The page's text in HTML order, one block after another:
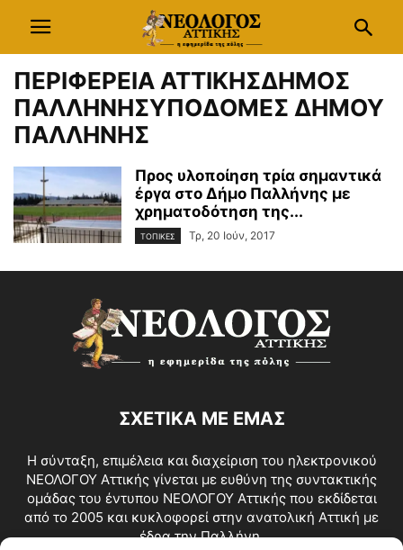
ΠΕΡΙΦΕΡΕΙΑ ΑΤΤΙΚΗΣΔΗΜΟΣ
ΠΑΛΛΗΝΗΣΥΠΟΔΟΜΕΣ ΔΗΜΟΥ
ΠΑΛΛΗΝΗΣ
Προς υλοποίηση τρία σημαντικά
έργα στο Δήμο Παλλήνης με
χρηματοδότηση της...
ΤΟΠΙΚΕΣ Τρ, 20 Ιούν, 2017
ΣΧΕΤΙΚΑ ΜΕ ΕΜΑΣ
Η σύνταξη, επιμέλεια και διαχείριση του ηλεκτρονικού
ΝΕΟΛΟΓΟΥ Αττικής γίνεται με ευθύνη της συντακτικής
ομάδας του έντυπου ΝΕΟΛΟΓΟΥ Αττικής που εκδίδεται
από το 2005 και κυκλοφορεί στην ανατολική Αττική με
έδρα την Παλλήνη.